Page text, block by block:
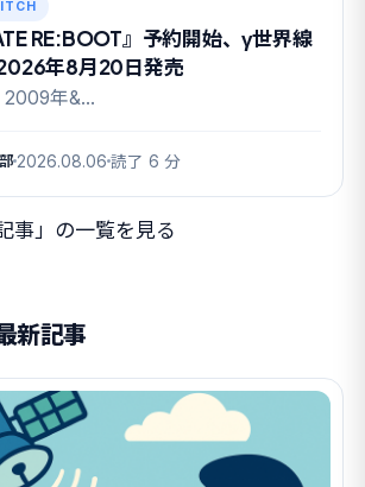
RE:BOOT』予約開始、γ世界線
年8月20日発売
2009年&…
2026.08.06 読了 6 分
事」の一覧を見る
新記事